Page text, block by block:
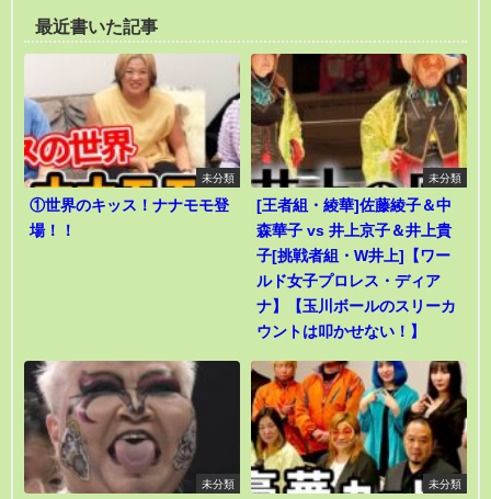
最近書いた記事
未分類
①世界のキッス！ナナモモ登
場！！
未分類
[王者組・綾華]佐藤綾子＆中
森華子 vs 井上京子＆井上貴
子[挑戦者組・W井上]【ワー
ルド女子プロレス・ディア
ナ】【玉川ボールのスリーカ
ウントは叩かせない！】
未分類 未分類